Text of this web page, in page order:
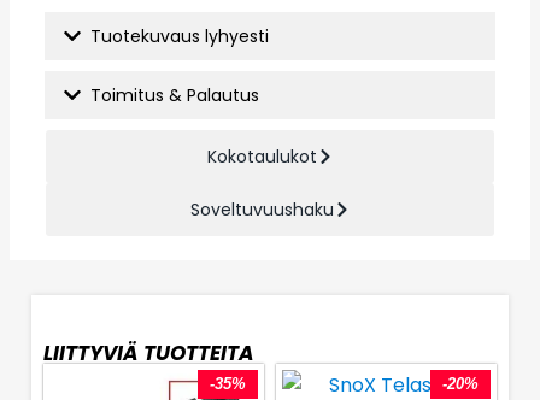
Tuotekuvaus lyhyesti
Toimitus & Palautus
Kokotaulukot
Soveltuvuushaku
LIITTYVIÄ TUOTTEITA
-35% -20%